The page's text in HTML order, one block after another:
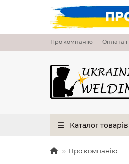
Про компанію Оплата і
Каталог товарів
Про компанію